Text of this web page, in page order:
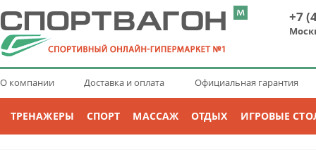
+7
О компании Доставка и оплата Официальная гарантия
ТРЕНАЖЕРЫ СПОРТ МАССАЖ ОТДЫХ ИГРОВЫЕ